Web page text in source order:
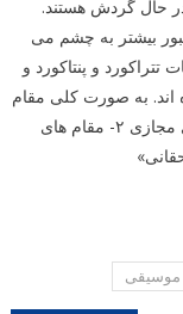
حال گردش هستند.
بیشتر به چشم می
و پنتاکورد و
اند. به صورت کلی مقام
های تنبور به سه دسته تقسیم میشوند ۱- مقام های مجازی ۲- مقام های
موسیقی